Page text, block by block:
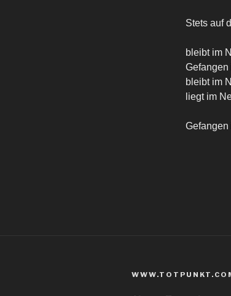
Stets auf
bleibt im
Gefangen
bleibt im
liegt im
Gefangen